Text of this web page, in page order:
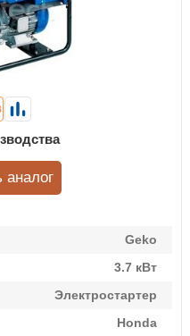
Geko
3.7 кВт
Электростартер
Honda
аналог